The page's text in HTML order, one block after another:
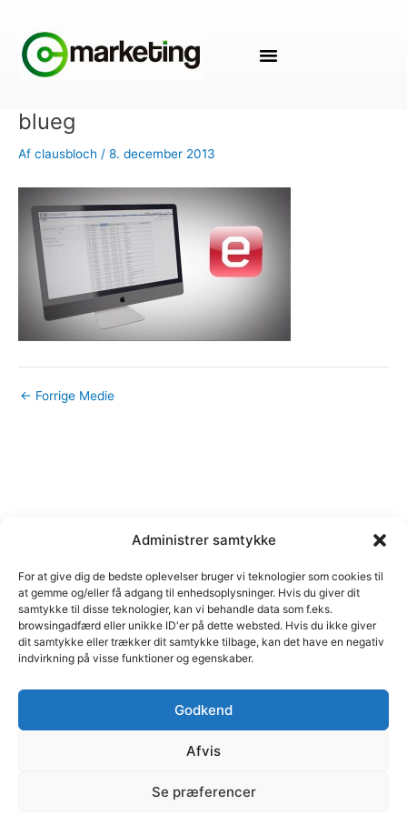
Administrer samtykke
For at give dig de bedste oplevelser bruger vi teknologier som cookies til
at gemme og/eller få adgang til enhedsoplysninger. Hvis du giver dit
samtykke til disse teknologier, kan vi behandle data som f.eks.
browsingadfærd eller unikke ID'er på dette websted. Hvis du ikke giver
dit samtykke eller trækker dit samtykke tilbage, kan det have en negativ
indvirkning på visse funktioner og egenskaber.
Godkend
Afvis
Se præferencer
indholdet
blueg
Af clausbloch / 8. december 2013
navigation
← Forrige Medie
nr. 35111484 | E-mail: cb@cmarketing.dk | Telefon 51 59